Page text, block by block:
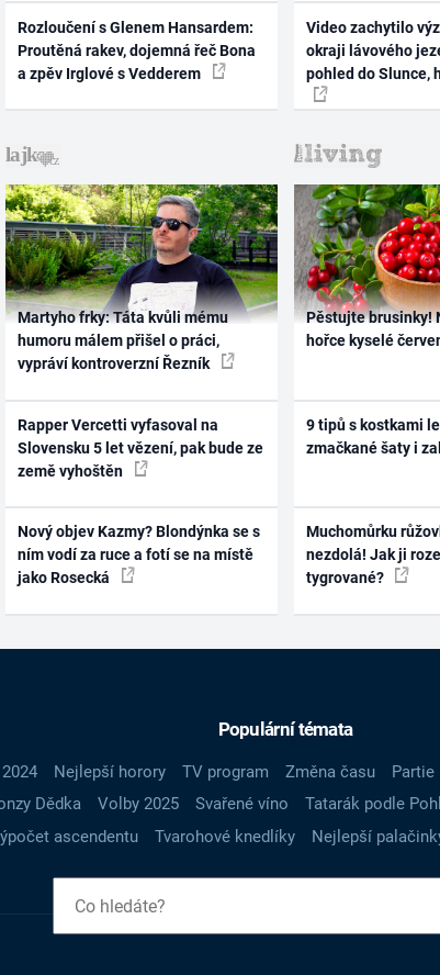
Rozloučení s Glenem Hansardem:
Proutěná rakev, dojemná řeč Bona
a zpěv Irglové s Vedderem
Video zachytilo
okraji lávového
pohled do Slunce,
Martyho frky: Táta kvůli mému
humoru málem přišel o práci,
vypráví kontroverzní Řezník
Rapper Vercetti vyfasoval na
Slovensku 5 let vězení, pak bude ze
země vyhoštěn
Nový objev Kazmy? Blondýnka se s
ním vodí za ruce a fotí se na místě
jako Rosecká
Pěstujte brusinky!
hořce kyselé
9 tipů s kostkami
zmačkané šaty i
Muchomůrku
nezdolá! Jak ji
tygrované?
Populární témata
Nejlepší horory TV program Změna času Partie
Dědka Volby 2025 Svařené víno Tatarák podle
ascendentu
Tvarohové knedlíky Nejlepší